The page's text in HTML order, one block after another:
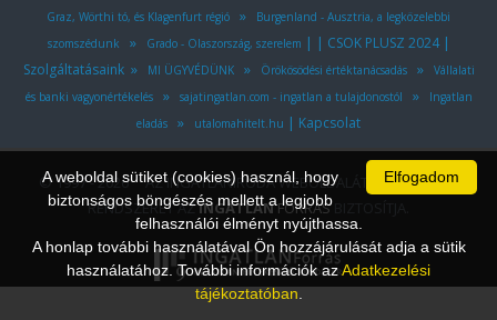
Graz, Wörthi tó, és Klagenfurt régió »
Burgenland - Ausztria, a legközelebbi
szomszédunk
» Grado - Olaszország, szerelem | | CSOK PLUSZ 2024|
Szolgáltatásaink» MI ÜGYVÉDÜNK» Örökösödési értéktanácsadás»
Vállalati
és banki vagyonértékelés
» sajatingatlan.com - ingatlan a tulajdonostól »
Ingatlan
eladás
» utalomahitelt.hu | Kapcsolat
© 1997 - 2026 AZ INGATLANIRODA WEBOLDALÁT ÉS ÜGYVITELI
RENDSZERÉT AZINGATLANFORRÁSBIZTOSÍTJA.
Elfogadom
A weboldal sütiket (cookies) használ, hogy
biztonságos böngészés mellett a legjobb
felhasználói élményt nyújthassa.
A honlap további használatával Ön hozzájárulását adja a sütik
használatához. További információk azAdatkezelési
tájékoztatóban